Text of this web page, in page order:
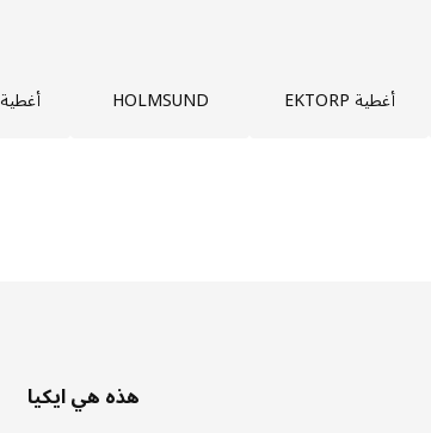
أغطية EKTORP HOLMSUND أغطية HYLTARP
هذه هي ايكيا